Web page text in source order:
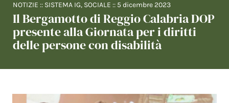
NOTIZIE :: SISTEMA IG, SOCIALE :: 5 dicembre 2023
Il Bergamotto di Reggio Calabria DOP
presente alla Giornata per i diritti
delle persone con disabilità